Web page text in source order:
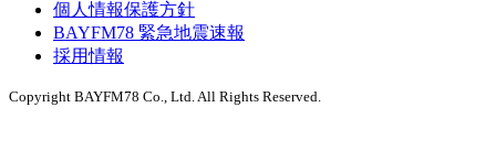
個人情報保護方針
BAYFM78 緊急地震速報
採用情報
Copyright BAYFM78 Co., Ltd. All Rights Reserved.